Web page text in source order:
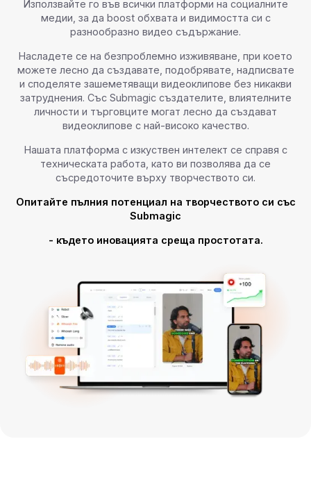
Използвайте го във всички платформи на социалните
медии, за да boost обхвата и видимостта си с
разнообразно видео съдържание.
Насладете се на безпроблемно изживяване, при което
можете лесно да създавате, подобрявате, надписвате
и споделяте зашеметяващи видеоклипове без никакви
затруднения. Със Submagic създателите, влиятелните
личности и търговците могат лесно да създават
видеоклипове с най-високо качество.
Нашата платформа с изкуствен интелект се справя с
техническата работа, като ви позволява да се
съсредоточите върху творчеството си.
Опитайте пълния потенциал на творчеството си със
Submagic
- където иновацията среща простотата.